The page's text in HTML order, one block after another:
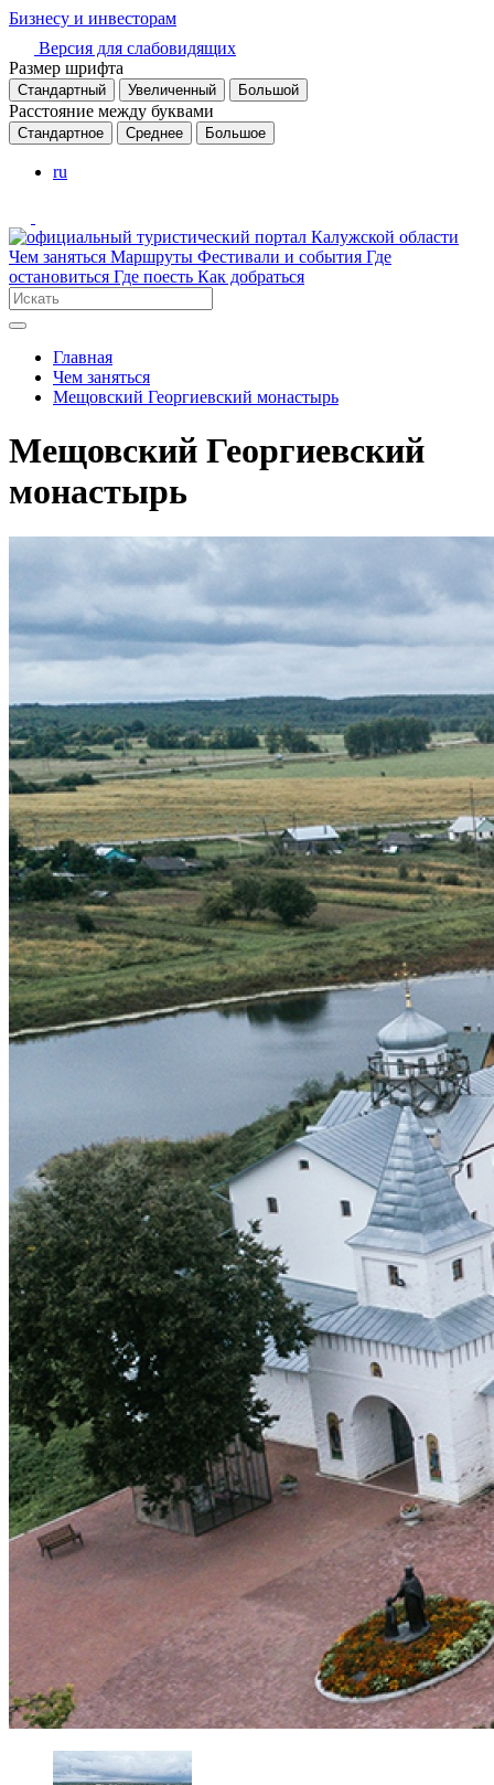
Бизнесу и инвесторам
Версия для слабовидящих
Размер шрифта
Стандартный Увеличенный Большой
Расстояние между буквами
Стандартное Среднее Большое
ru
Чем заняться Маршруты Фестивали и события Где
остановиться Где поесть Как добраться
Главная
Чем заняться
Мещовский Георгиевский монастырь
Мещовский Георгиевский
монастырь